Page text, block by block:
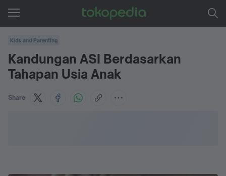
Kids and Parenting
Kandungan ASI Berdasarkan
Tahapan Usia Anak
Share